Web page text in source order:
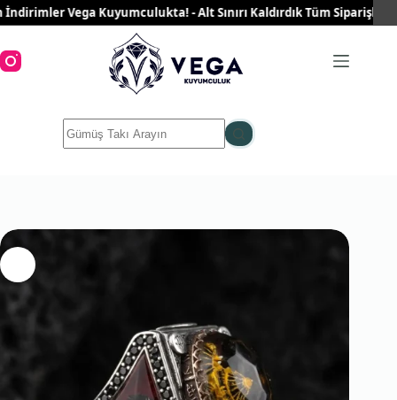
Skip
to
Vega Kuyumculukta! - Alt Sınırı Kaldırdık Tüm
results